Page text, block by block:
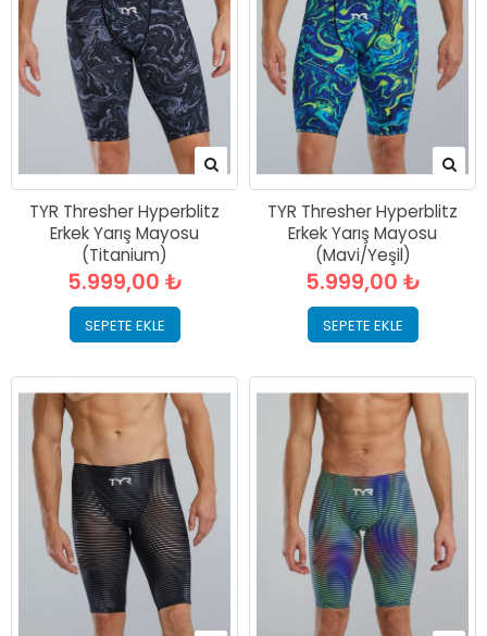
TYR Thresher Hyperblitz
Erkek Yarış Mayosu
(Titanium)
5.999,00 ₺
SEPETE EKLE
TYR Thresher Hyperblitz
Erkek Yarış Mayosu
(Mavi/Yeşil)
5.999,00 ₺
SEPETE EKLE